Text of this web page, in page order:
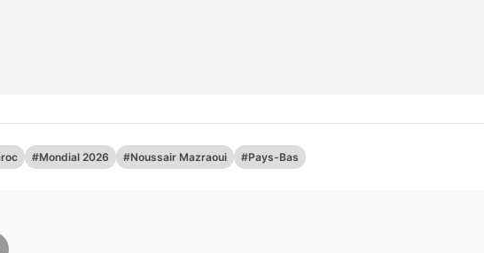
#Mondial 2026 #Noussair Mazraoui #Pays-Bas